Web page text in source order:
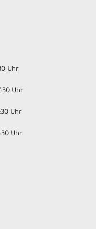
Uhr
Uhr
Uhr
Uhr